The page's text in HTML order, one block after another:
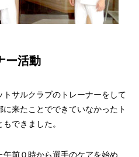
ー活動
サルクラブのトレーナーをして
来たことでできていなかったト
できました。
前０時から選手のケアを始め、